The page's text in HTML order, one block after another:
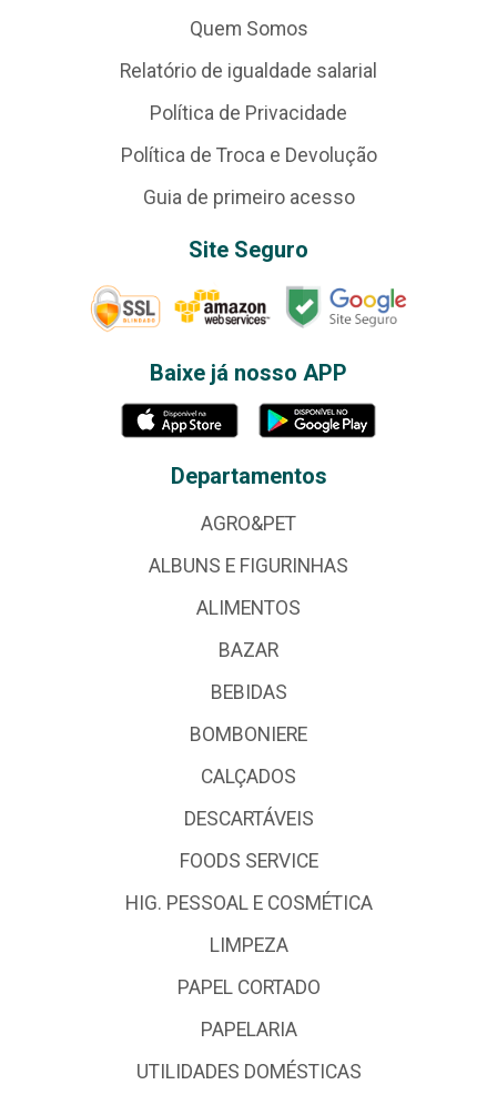
Quem Somos
Relatório de igualdade salarial
Política de Privacidade
Política de Troca e Devolução
Guia de primeiro acesso
Site Seguro
Baixe já nosso APP
Departamentos
AGRO&PET
ALBUNS E FIGURINHAS
ALIMENTOS
BAZAR
BEBIDAS
BOMBONIERE
CALÇADOS
DESCARTÁVEIS
FOODS SERVICE
HIG. PESSOAL E COSMÉTICA
LIMPEZA
PAPEL CORTADO
PAPELARIA
UTILIDADES DOMÉSTICAS